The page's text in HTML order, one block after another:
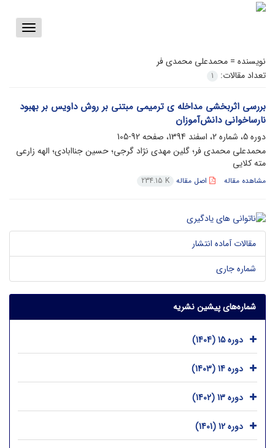
Toggle
نویسنده = محمدعلی محمدی فر
تعداد مقالات:
1
بررسی اثربخشی مداخله ی ترمیمی مبتنی بر روش داویس بر بهبود
نارساخوانی دانش‌آموزان
دوره 5، شماره 2، اسفند 1394، صفحه
92-105
محمدعلی محمدی فر؛ گلین مهدی نژاد گرجی؛ حسین جناابادی؛ الهه زارعی
مته کلایی
مشاهده مقاله اصل مقاله 234.15 K
مقالات آماده انتشار
شماره جاری
شماره‌های پیشین نشریه
دوره 15 (1404)
دوره 14 (1403)
دوره 13 (1402)
دوره 12 (1401)